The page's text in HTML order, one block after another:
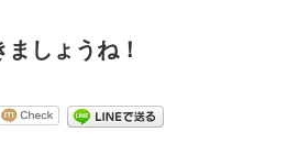
しょうね！